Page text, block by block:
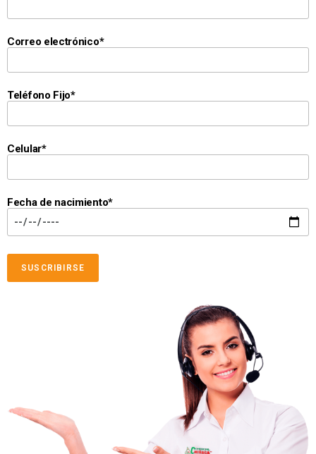
Correo electrónico*
Teléfono Fijo*
Celular*
Fecha de nacimiento*